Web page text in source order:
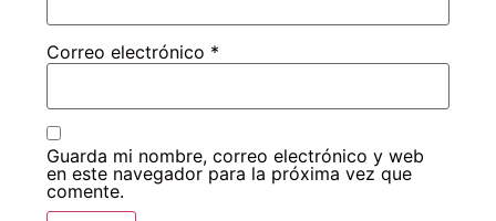
Correo electrónico *
Guarda mi nombre, correo electrónico y web
en este navegador para la próxima vez que
comente.